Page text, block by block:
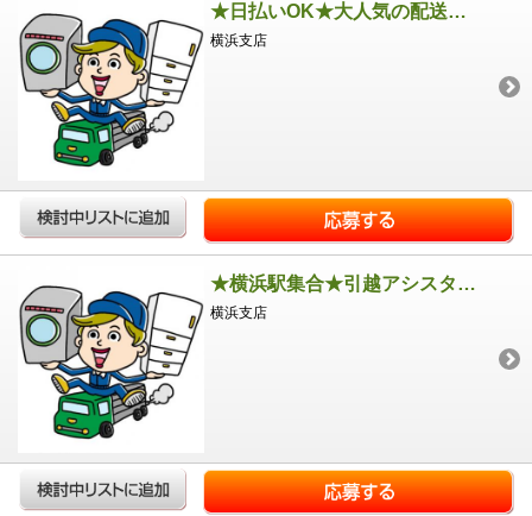
★日払いOK★大人気の配送助手のお仕事
横浜支店
★横浜駅集合★引越アシスタント
横浜支店